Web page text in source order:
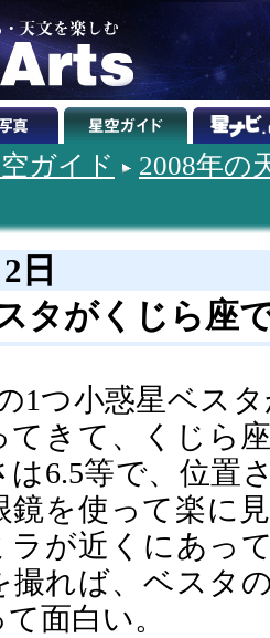
ガイド
2008年の
日
タがくじら座
1つ小惑星ベス
てきて、くじら
は6.5等で、位置
鏡を使って楽に
ラが近くにあっ
撮れば、ベスタ
面白い。